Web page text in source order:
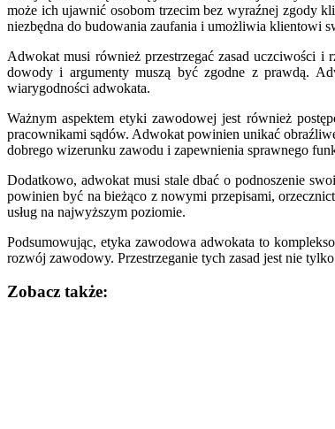
może ich ujawnić osobom trzecim bez wyraźnej zgody
niezbędna do budowania zaufania i umożliwia klientowi
Adwokat musi również przestrzegać zasad uczciwości i
dowody i argumenty muszą być zgodne z prawdą.
wiarygodności adwokata.
Ważnym aspektem etyki zawodowej jest również
pracownikami sądów. Adwokat powinien unikać
dobrego wizerunku zawodu i zapewnienia sprawnego
Dodatkowo, adwokat musi stale dbać o podnoszenie
powinien być na bieżąco z nowymi przepisami,
usług na najwyższym poziomie.
Podsumowując, etyka zawodowa adwokata to
rozwój zawodowy. Przestrzeganie tych zasad jest nie
Zobacz także: